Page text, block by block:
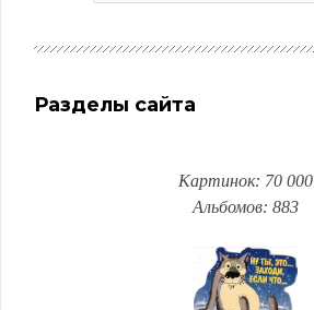
Разделы сайта
Картинок: 70 000
Альбомов: 883